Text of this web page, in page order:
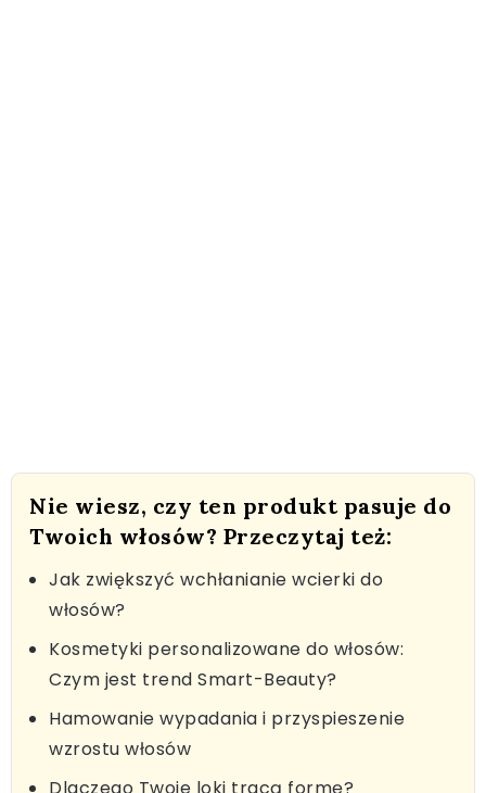
Nie wiesz, czy ten produkt pasuje do
Twoich włosów? Przeczytaj też:
Jak zwiększyć wchłanianie wcierki do
włosów?
Kosmetyki personalizowane do włosów:
Czym jest trend Smart-Beauty?
Hamowanie wypadania i przyspieszenie
wzrostu włosów
Dlaczego Twoje loki tracą formę?